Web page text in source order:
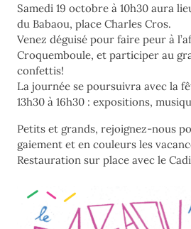
Samedi 19 octobre à 10h30 aura
du Babaou, place Charles Cros.
Venez déguisé pour faire peur à
Croquemboule, et participer au
confettis!
La journée se poursuivra avec la
13h30 à 16h30 : expositions,
Petits et grands, rejoignez-nous
gaiement et en couleurs les
Restauration sur place avec le